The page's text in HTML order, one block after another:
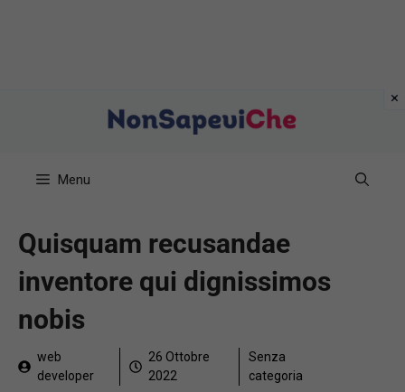
Menu
Quisquam recusandae
inventore qui dignissimos
nobis
web
developer
26 Ottobre
2022
Senza
categoria